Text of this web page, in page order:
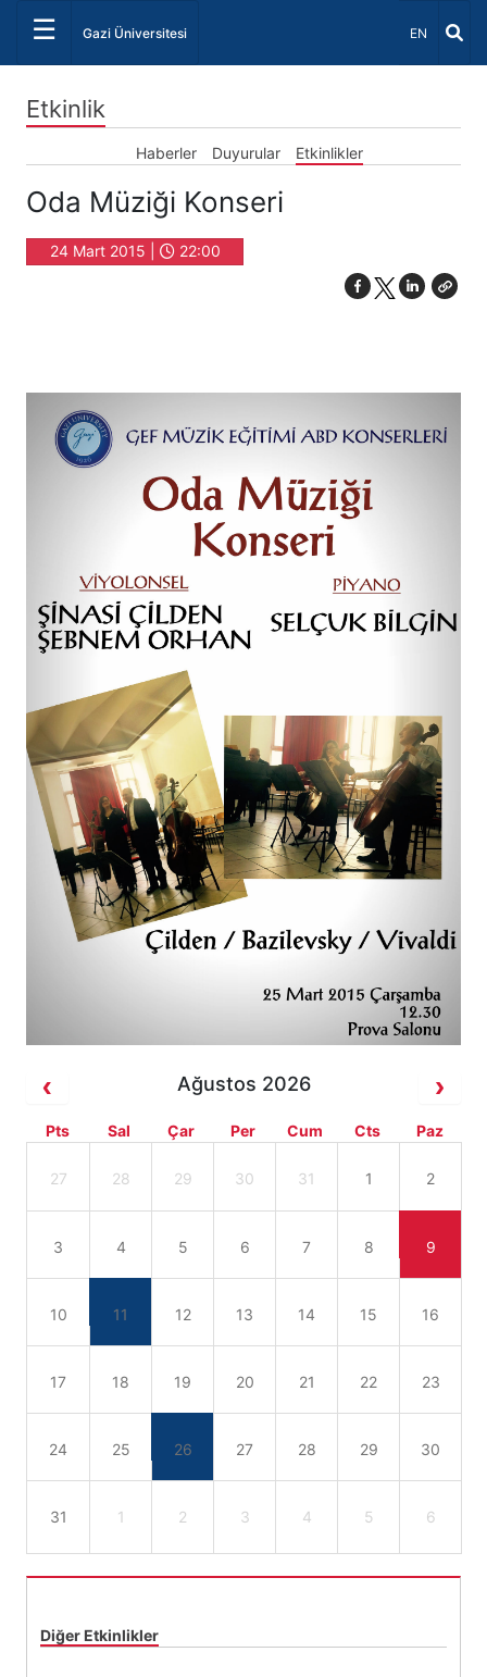
☰ Gazi Üniversitesi Dil Seçiniz
EN
Etkinlik
Haberler Duyurular Etkinlikler
Oda Müziği Konseri
24 Mart 2015 | 22:00
Ağustos 2026
Pts Sal Çar Per Cum Cts Paz
27 28 29 30 31 1 2
3 4 5 6 7 8 9
10 11 12 13 14 15 16
17 18 19 20 21 22 23
24 25 26 27 28 29 30
31 1 2 3 4 5 6
Diğer Etkinlikler